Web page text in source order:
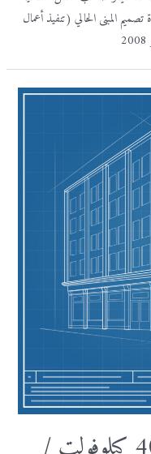
المبنى الحالي (تنفيذ أعمال